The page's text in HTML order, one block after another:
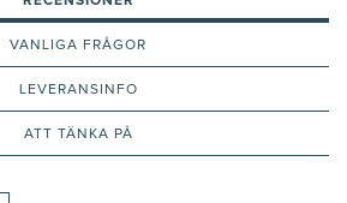
VANLIGA FRÅGOR
LEVERANSINFO
ATT TÄNKA PÅ